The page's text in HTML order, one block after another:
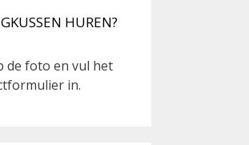
HUREN?
de foto en vul het
in.